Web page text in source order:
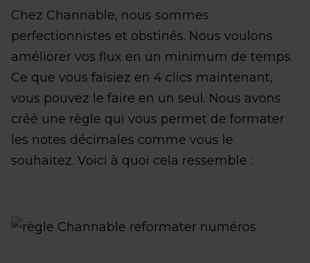
Chez Channable, nous sommes
perfectionnistes et obstinés. Nous voulons
améliorer vos flux en un minimum de temps.
Ce que vous faisiez en 4 clics maintenant,
vous pouvez le faire en un seul. Nous avons
créé une règle qui vous permet de formater
les notes décimales comme vous le
souhaitez. Voici à quoi cela ressemble :